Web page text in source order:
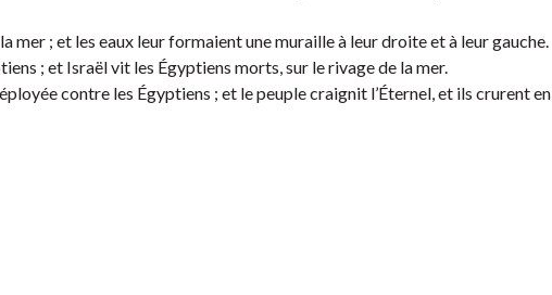
mer ; et les eaux leur formaient une muraille à leur droite et à leur gauche.
; et Israël vit les Égyptiens morts, sur le rivage de la mer.
contre les Égyptiens ; et le peuple craignit l’Éternel, et ils crurent en